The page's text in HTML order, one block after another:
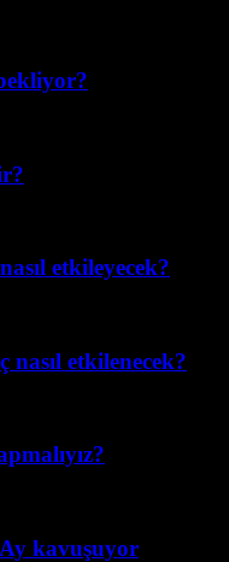
etkileyecek?
etkilenecek?
kavuşuyor